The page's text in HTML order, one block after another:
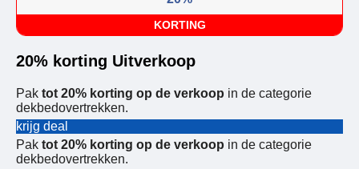
KORTING
20% korting Uitverkoop
Pak tot 20% korting op de verkoop in de categorie
dekbedovertrekken.
krijg deal
Pak tot 20% korting op de verkoop in de categorie
dekbedovertrekken.